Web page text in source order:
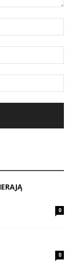
0
0